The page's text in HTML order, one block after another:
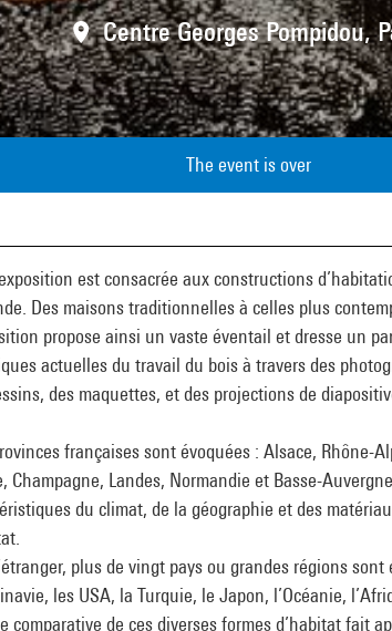
Centre Georges Pompidou,
The event is over
est consacrée aux constructions
Des maisons traditionnelles à celles plus
propose ainsi un vaste éventail et dresse un
actuelles du travail du bois à travers des
des maquettes, et des projections de
françaises sont évoquées : Alsace, Rhône-
Champagne, Landes, Normandie et Basse-
du climat, de la géographie et des
plus de vingt pays ou grandes régions sont
les USA, la Turquie, le Japon, l’Océanie,
comparative de ces diverses formes d’habitat fait